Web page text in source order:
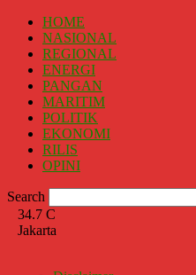
HOME
NASIONAL
REGIONAL
ENERGI
PANGAN
MARITIM
POLITIK
EKONOMI
RILIS
OPINI
Search
34.7 C
Jakarta